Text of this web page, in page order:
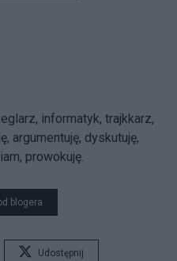
informatyk, trajkkarz,
argumentuję, dyskutuję,
prowokuję.
blogera
Udostępnij